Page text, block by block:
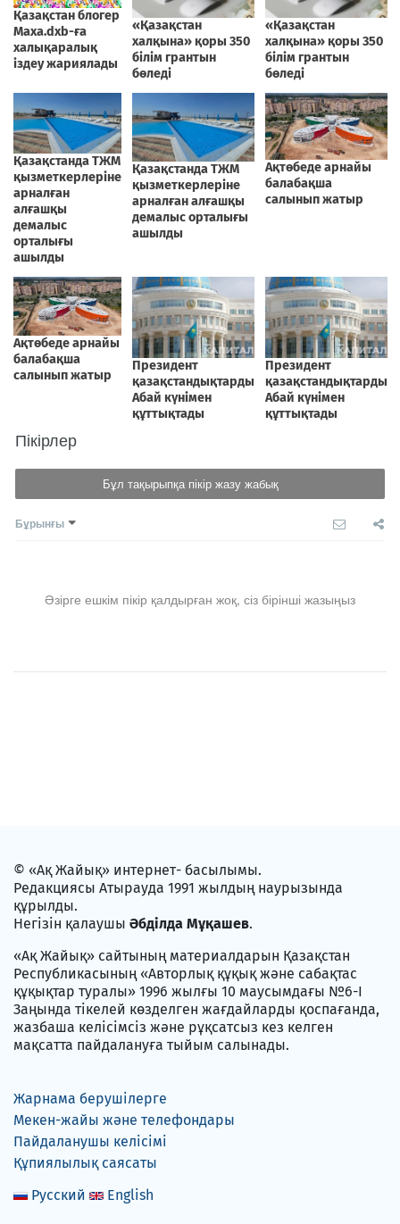
Пікірлер
Бұл тақырыпқа пікір жазу жабық
Бұрынғы
Әзірге ешкім пікір қалдырған жоқ, сіз бірінші жазыңыз
© «Ақ Жайық» интернет- басылымы.
Редакциясы Атырауда 1991 жылдың наурызында
құрылды.
Негізін қалаушы Әбділда Мұқашев.
«Ақ Жайық» сайтының материалдарын Қазақстан
Республикасының «Авторлық құқық және сабақтас
құқықтар туралы» 1996 жылғы 10 маусымдағы №6-I
Заңында тікелей көзделген жағдайларды қоспағанда,
жазбаша келісімсіз және рұқсатсыз кез келген
мақсатта пайдалануға тыйым салынады.
Жарнама берушілерге
Мекен-жайы және телефондары
Пайдаланушы келісімі
Құпиялылық саясаты
Русский
English